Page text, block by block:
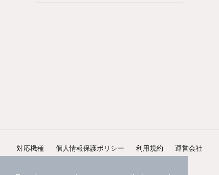
対応機種 個人情報保護ポリシー 利用規約 運営会社